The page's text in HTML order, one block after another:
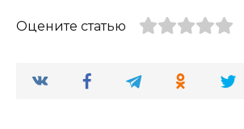
Оцените статью